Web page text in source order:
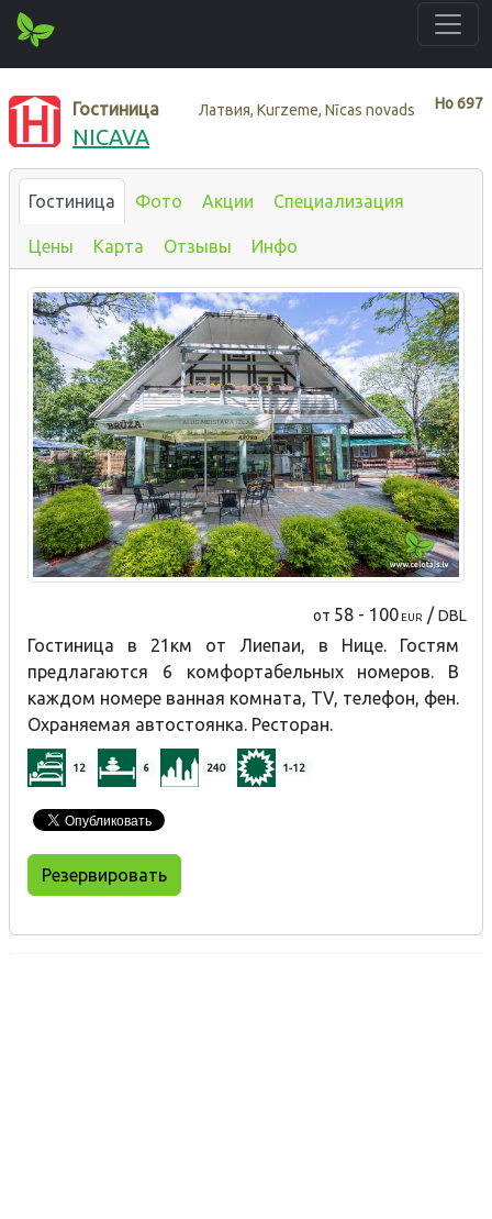
Нo697
Гостиница Латвия, Kurzeme, Nīcas novads
NICAVA
Гостиница Фото Акции Специализация
Цены Карта Отзывы Инфо
от 58 - 100 EUR /DBL
Гостиница в 21км от Лиепаи, в Нице. Гостям
предлагаются 6 комфортабельных номеров. В
каждом номере ванная комната, TV, телефон, фен.
Охраняемая автостоянка. Ресторан.
12 6 240 1-12
Резервировать